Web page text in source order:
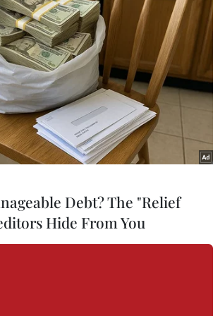
công trong vụ hỏa hoạn shop
phố Núi Trúc.
Debt? The "Relief
Hide From You